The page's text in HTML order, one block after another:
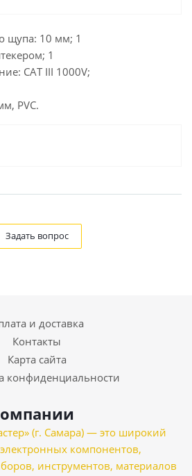
щупа: 10 мм; 1
1
CAT III 1000V;
PVC.
Задать вопрос
и доставка
Контакты
Карта сайта
конфиденциальности
(г. Самара) — это широкий
компонентов,
инструментов, материалов